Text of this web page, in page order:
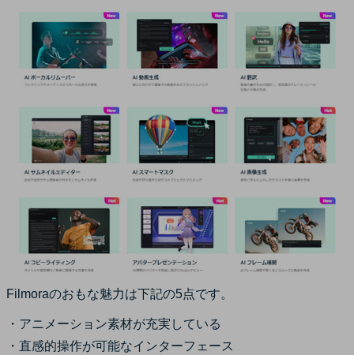
Filmoraのおもな魅力は下記の5点です。
・アニメーション素材が充実している
・直感的操作が可能なインターフェース